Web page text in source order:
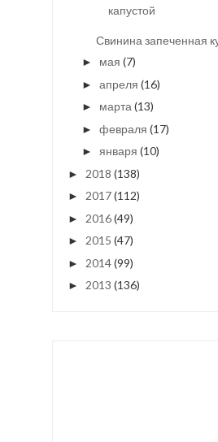
капустой
Свинина запеченная
► мая (7)
► апреля (16)
► марта (13)
► февраля (17)
► января (10)
► 2018 (138)
► 2017(112)
► 2016(49)
► 2015 (47)
► 2014(99)
► 2013 (136)